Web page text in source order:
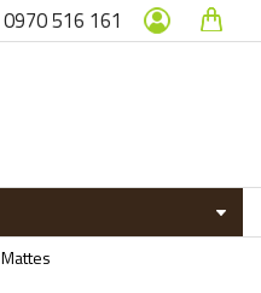
0970 516 161
Mattes